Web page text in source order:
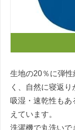
生地の20％に弾
く、自然に寝返り
吸湿・速乾性も
えています。
洗濯機で丸洗いで